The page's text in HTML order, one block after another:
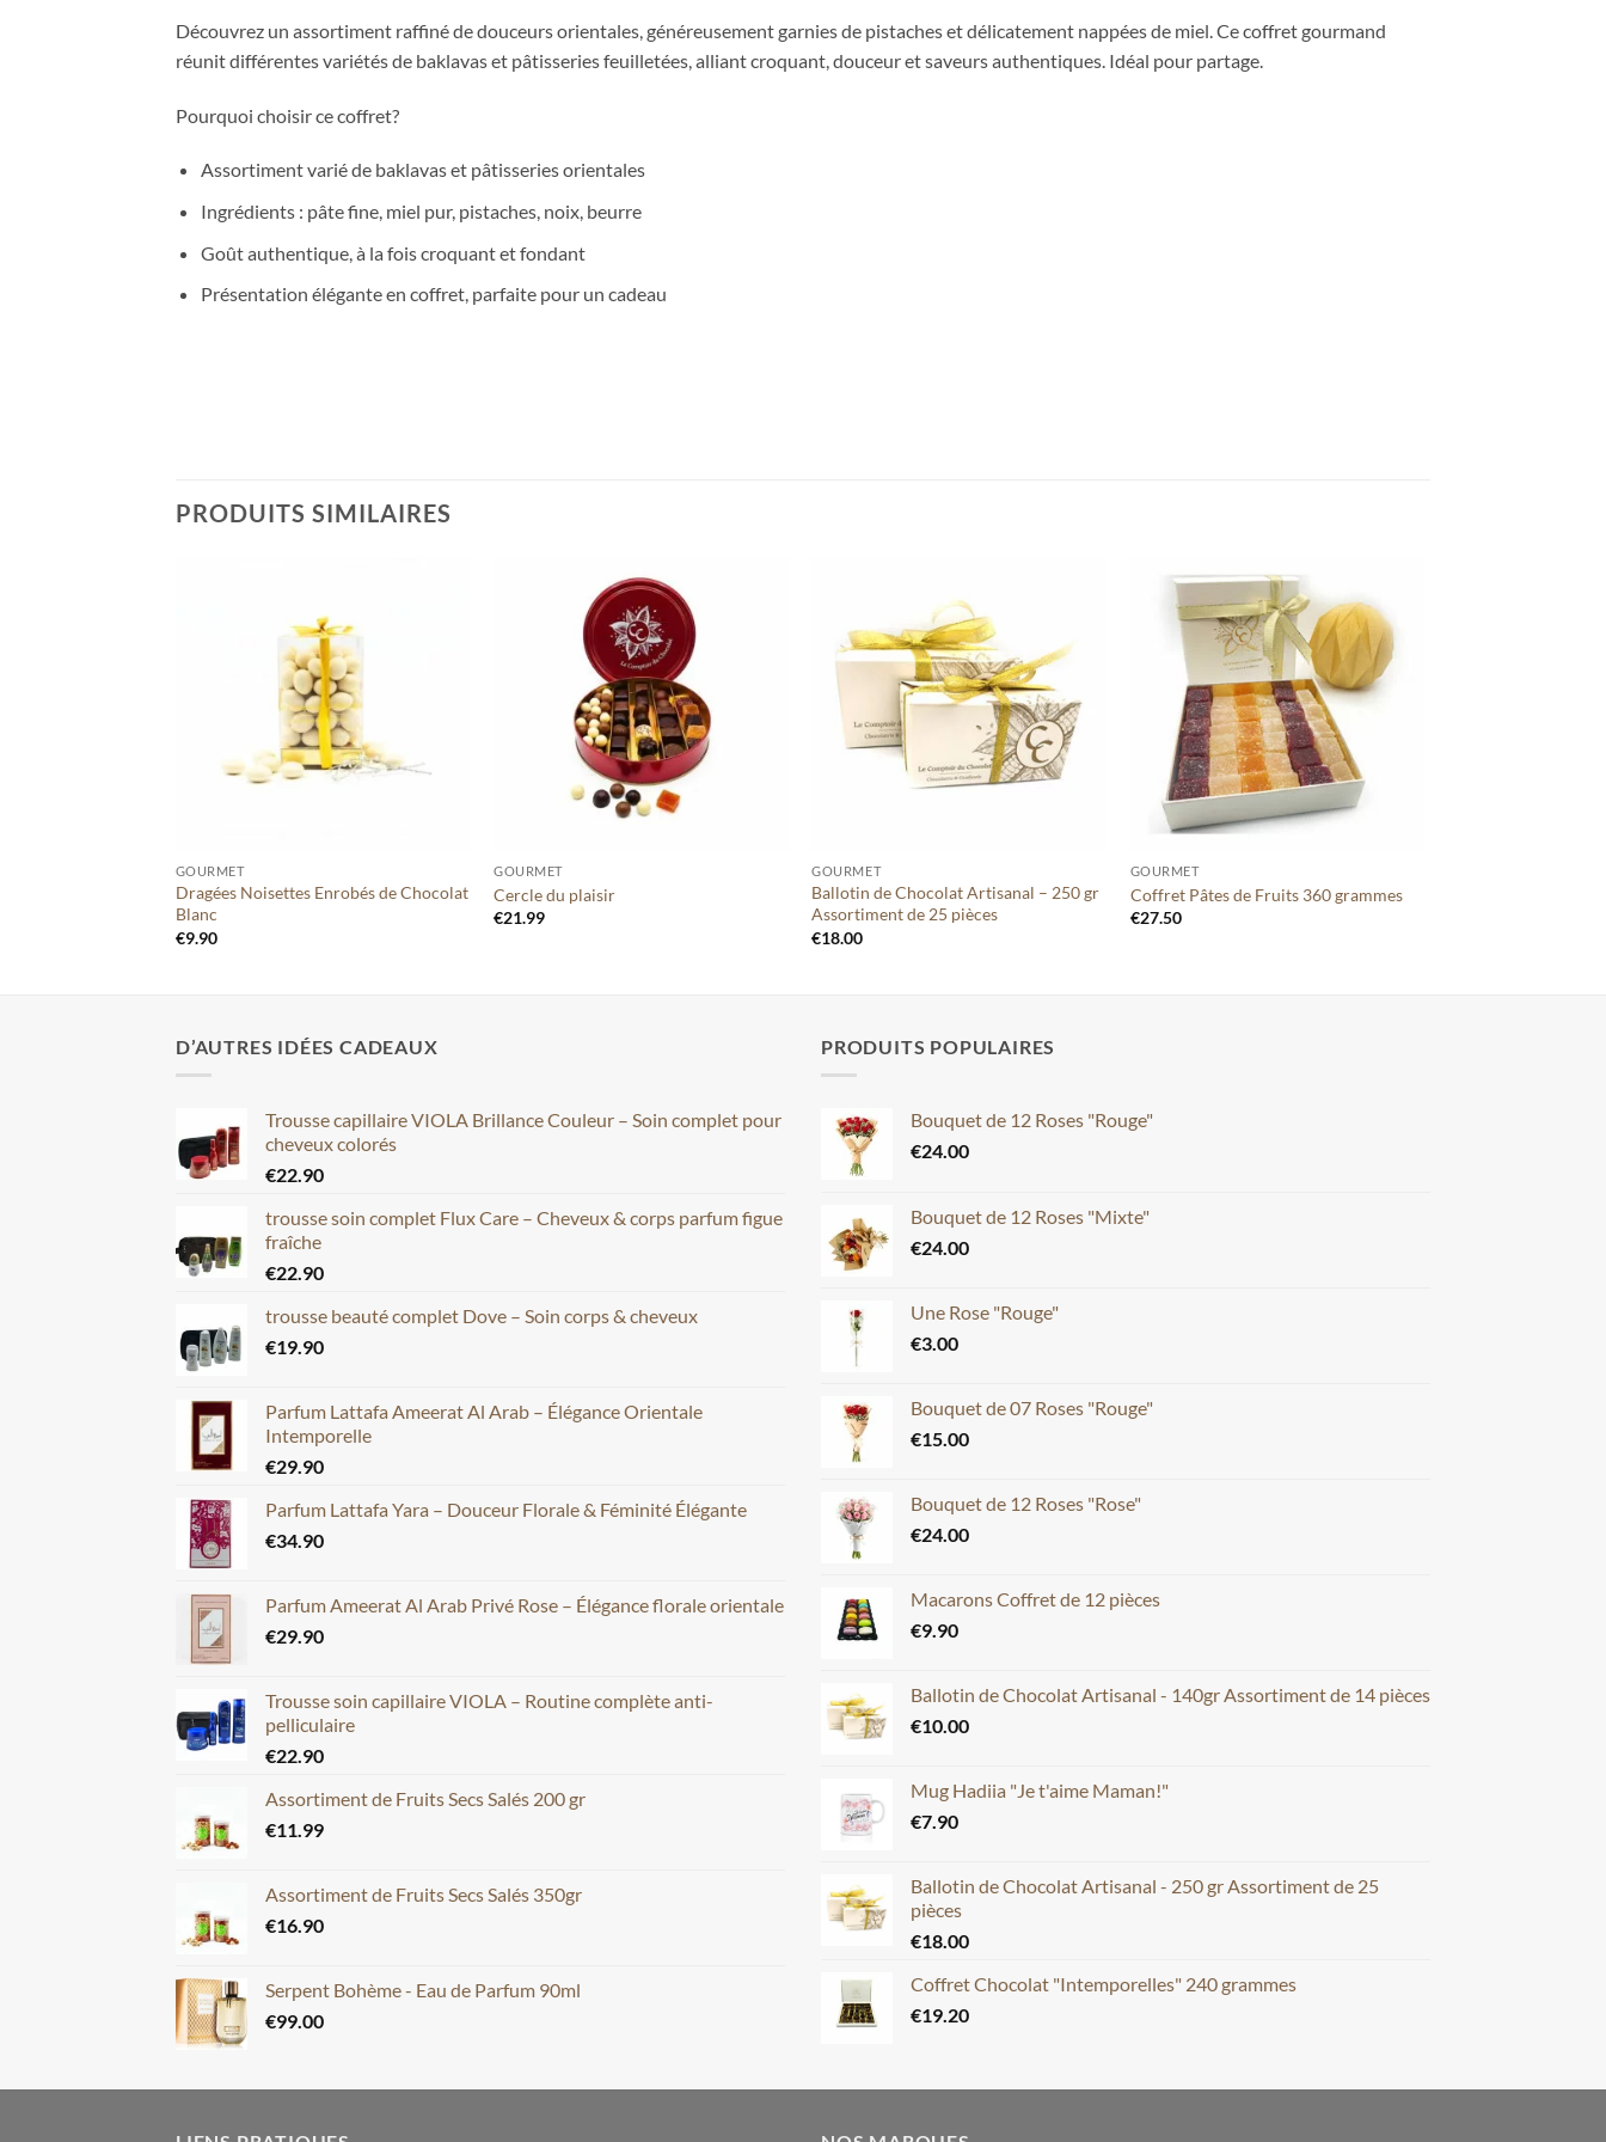
Découvrez un assortiment raffiné de douceurs orientales, généreusement garnies de pistaches et délicatement nappées de miel. Ce coffret gourmand
réunit différentes variétés de baklavas et pâtisseries feuilletées, alliant croquant, douceur et saveurs authentiques. Idéal pour partage.
Pourquoi choisir ce coffret?
Assortiment varié de baklavas et pâtisseries orientales
Ingrédients : pâte fine, miel pur, pistaches, noix, beurre
Goût authentique, à la fois croquant et fondant
Présentation élégante en coffret, parfaite pour un cadeau
PRODUITS SIMILAIRES
GOURMET
Dragées Noisettes Enrobés de Chocolat
Blanc
€9.90
GOURMET
Cercle du plaisir
€21.99
liste
GOURMET
Ballotin de Chocolat Artisanal – 250 gr
Assortiment de 25 pièces
€18.00
Ajouter
à votre
liste
GOURMET
Coffret Pâtes de Fruits 360 grammes
€27.50
D’AUTRES IDÉES CADEAUX
Trousse capillaire VIOLA Brillance Couleur – Soin complet pour
cheveux colorés
€22.90
trousse soin complet Flux Care – Cheveux & corps parfum figue
fraîche
€22.90
trousse beauté complet Dove – Soin corps & cheveux
€19.90
Parfum Lattafa Ameerat Al Arab – Élégance Orientale
Intemporelle
€29.90
Parfum Lattafa Yara – Douceur Florale & Féminité Élégante
€34.90
Parfum Ameerat Al Arab Privé Rose – Élégance florale orientale
€29.90
Trousse soin capillaire VIOLA – Routine complète anti-
pelliculaire
€22.90
Assortiment de Fruits Secs Salés 200 gr
€11.99
Assortiment de Fruits Secs Salés 350gr
€16.90
Serpent Bohème - Eau de Parfum 90ml
€99.00
PRODUITS POPULAIRES
Bouquet de 12 Roses "Rouge"
€24.00
Bouquet de 12 Roses "Mixte"
€24.00
Une Rose "Rouge"
€3.00
Bouquet de 07 Roses "Rouge"
€15.00
Bouquet de 12 Roses "Rose"
€24.00
Macarons Coffret de 12 pièces
€9.90
Ballotin de Chocolat Artisanal - 140gr Assortiment de 14 pièces
€10.00
Mug Hadiia "Je t'aime Maman!"
€7.90
Ballotin de Chocolat Artisanal - 250 gr Assortiment de 25
pièces
€18.00
Coffret Chocolat "Intemporelles" 240 grammes
€19.20